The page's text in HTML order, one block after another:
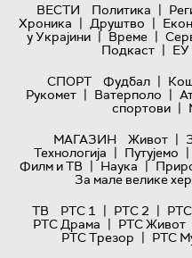
ВЕСТИ Политика |
Хроника | Друштво |
у Украјини | Време |
Подкаст | ЕУ
СПОРТ
Фудбал |
Рукомет | Ватерполо |
спортови |
МАГАЗИН
Живот |
Технологијa | Путујемо |
Филм и ТВ | Наука |
За мале велике
ТВ
РТС 1 | РТС 2 |
РТС Драма | РТС Живот
РТС Трезор | РТС